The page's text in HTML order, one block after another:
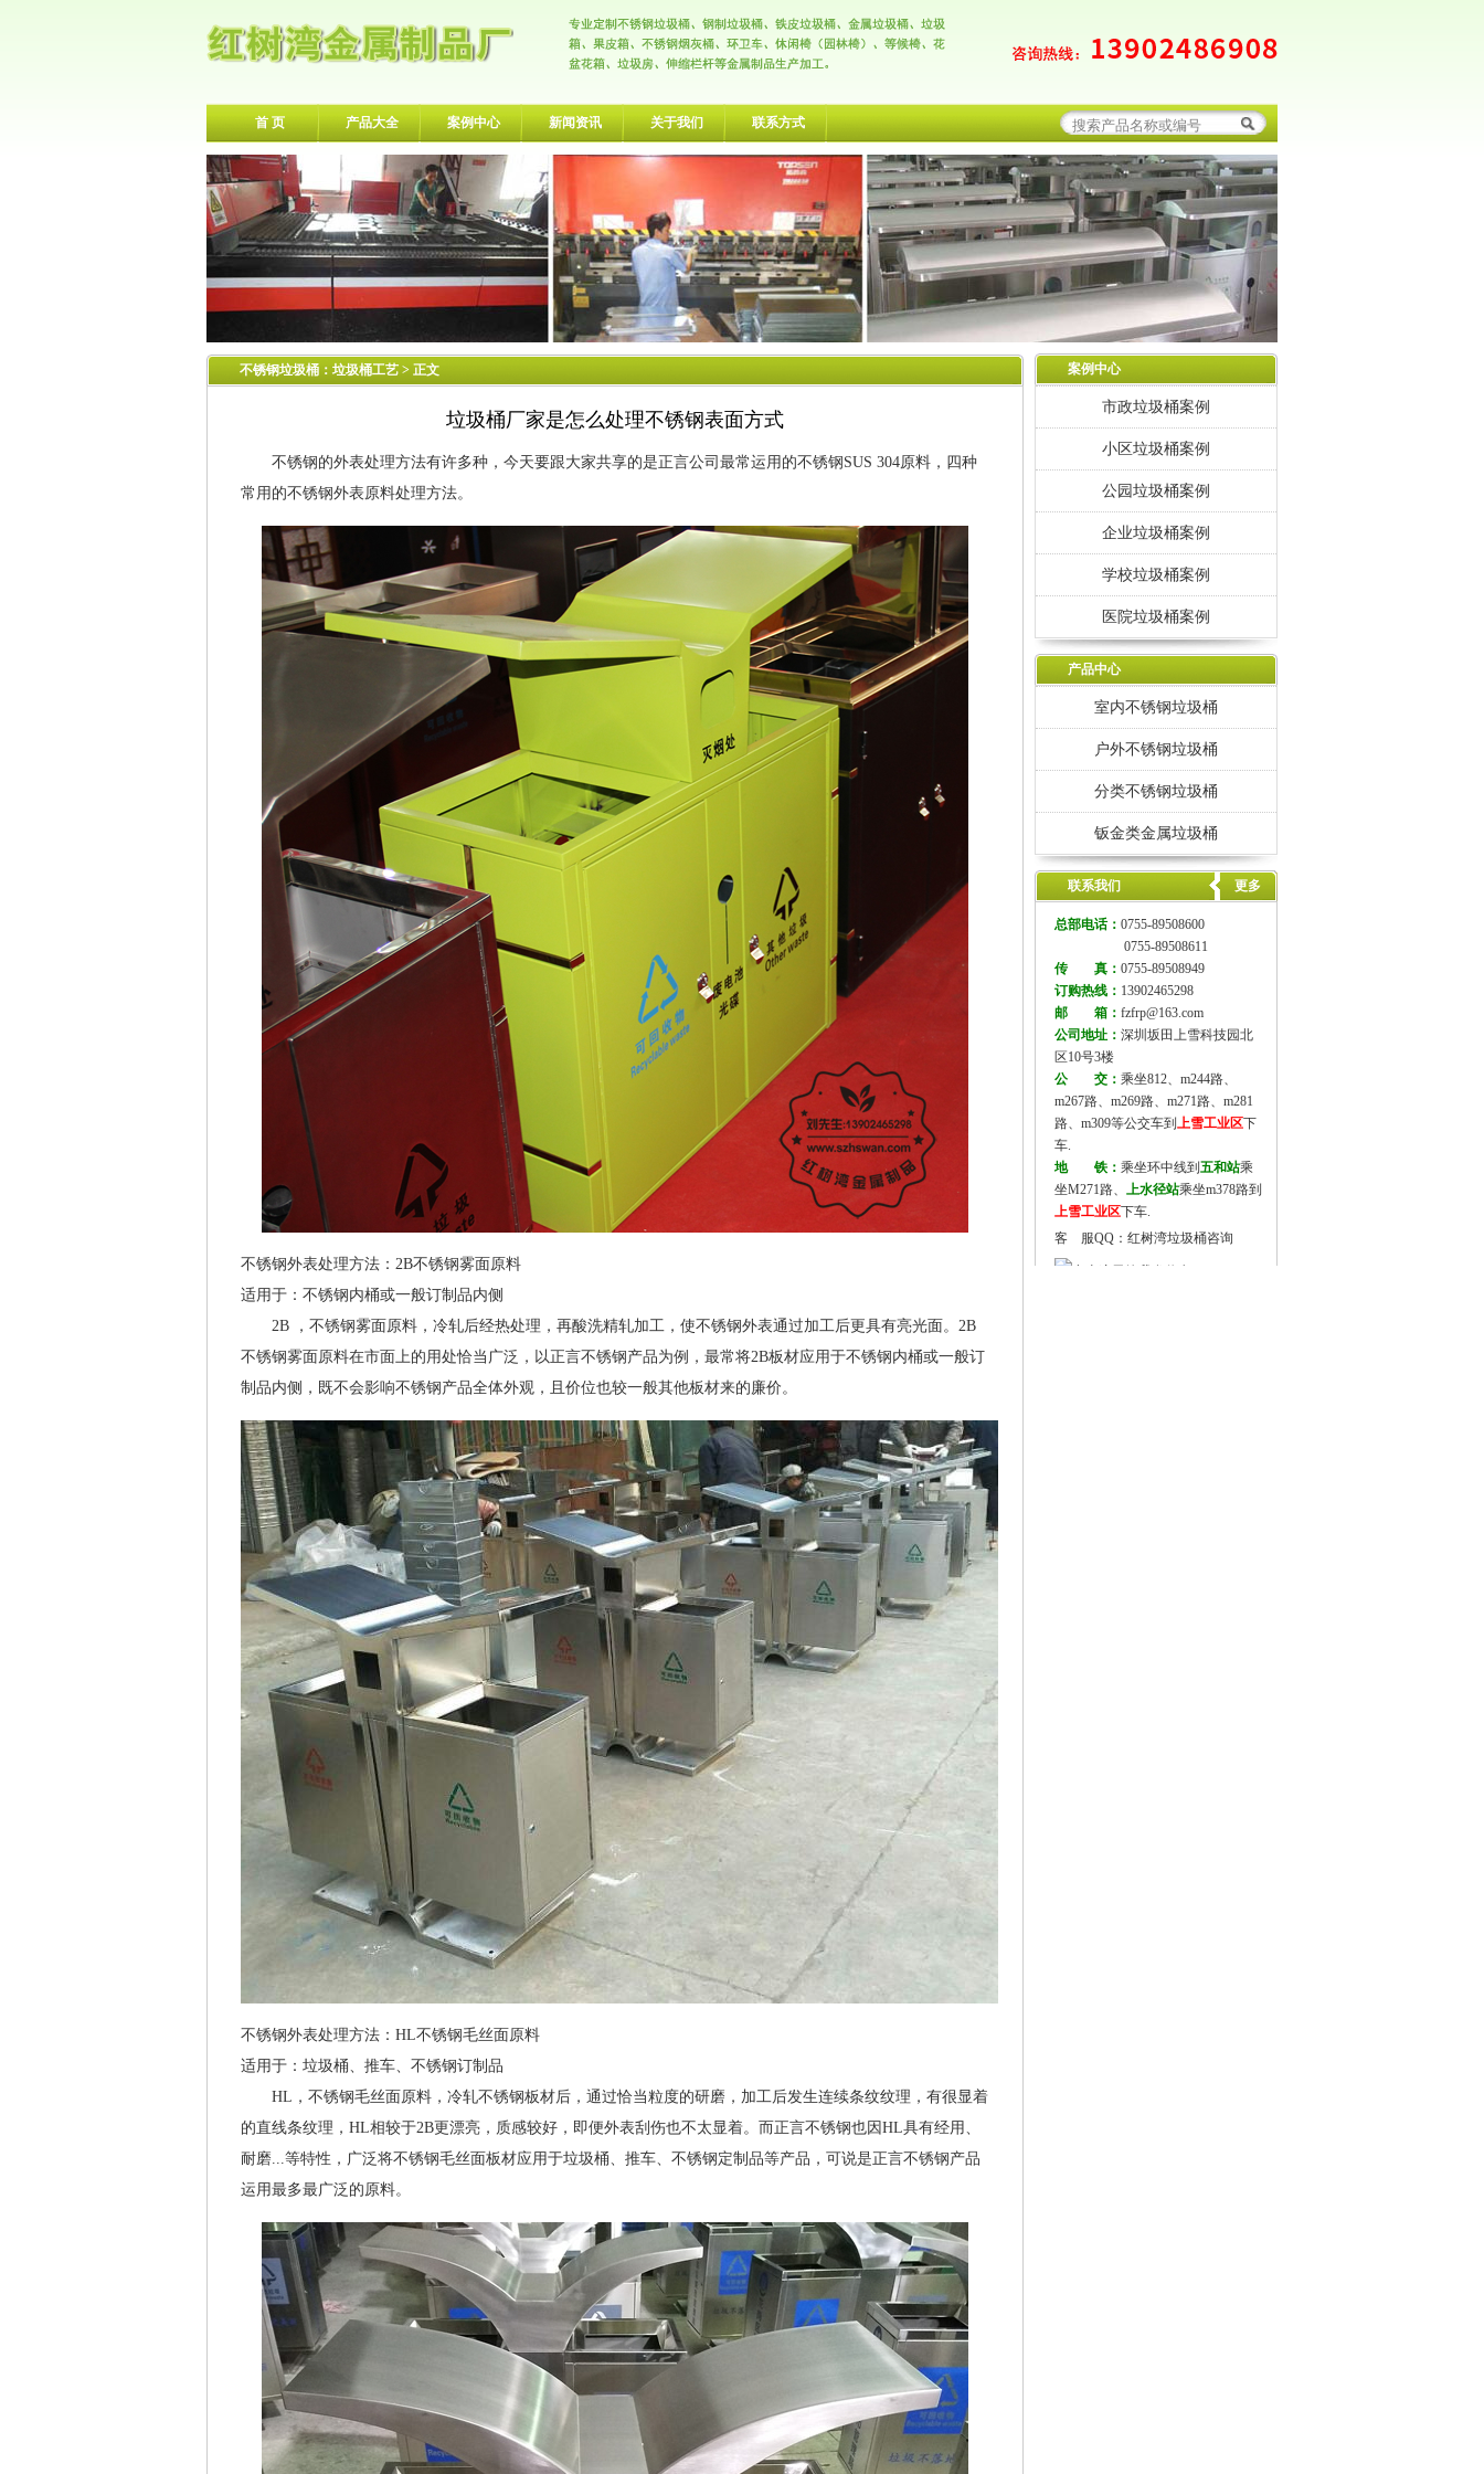
首 页 产品大全 案例中心 新闻资讯 关于我们 联系方式
不锈钢垃圾桶 ： 垃圾桶工艺 > 正文
垃圾桶厂家是怎么处理不锈钢表面方式
不锈钢的外表处理方法有许多种，今天要跟大家共享的是正言公司最常运用的不锈钢SUS 304原料，四种
常用的不锈钢外表原料处理方法。
不锈钢外表处理方法：2B不锈钢雾面原料
适用于：不锈钢内桶或一般订制品内侧
2B ，不锈钢雾面原料，冷轧后经热处理，再酸洗精轧加工，使不锈钢外表通过加工后更具有亮光面。2B
不锈钢雾面原料在市面上的用处恰当广泛，以正言不锈钢产品为例，最常将2B板材应用于不锈钢内桶或一般订
制品内侧，既不会影响不锈钢产品全体外观，且价位也较一般其他板材来的廉价。
不锈钢外表处理方法：HL不锈钢毛丝面原料
适用于：垃圾桶、推车、不锈钢订制品
HL，不锈钢毛丝面原料，冷轧不锈钢板材后，通过恰当粒度的研磨，加工后发生连续条纹纹理，有很显着
的直线条纹理，HL相较于2B更漂亮，质感较好，即便外表刮伤也不太显着。而正言不锈钢也因HL具有经用、
耐磨...等特性，广泛将不锈钢毛丝面板材应用于垃圾桶、推车、不锈钢定制品等产品，可说是正言不锈钢产品
运用最多最广泛的原料。
案例中心
市政垃圾桶案例
小区垃圾桶案例
公园垃圾桶案例
企业垃圾桶案例
学校垃圾桶案例
医院垃圾桶案例
产品中心
室内不锈钢垃圾桶
户外不锈钢垃圾桶
分类不锈钢垃圾桶
钣金类金属垃圾桶